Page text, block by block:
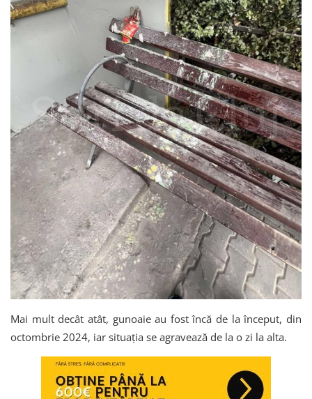
Mai mult decât atât, gunoaie au fost încă de la început, din
octombrie 2024, iar situația se agravează de la o zi la alta.